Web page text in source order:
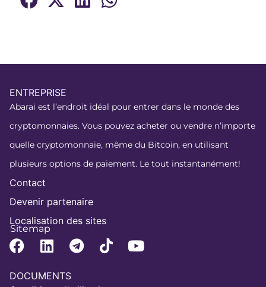
ENTREPRISE
Abarai est l’endroit idéal pour entrer dans le monde des
cryptomonnaies. Vous pouvez acheter ou vendre n’importe
quelle cryptomonnaie, même du Bitcoin, en utilisant
plusieurs options de paiement. Le tout instantanément!
Contact
Devenir partenaire
Localisation des sites
Sitemap
DOCUMENTS